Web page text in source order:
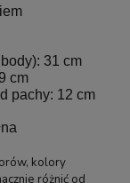
31 cm
cm
pachy: 12 cm
kolory
różnić od